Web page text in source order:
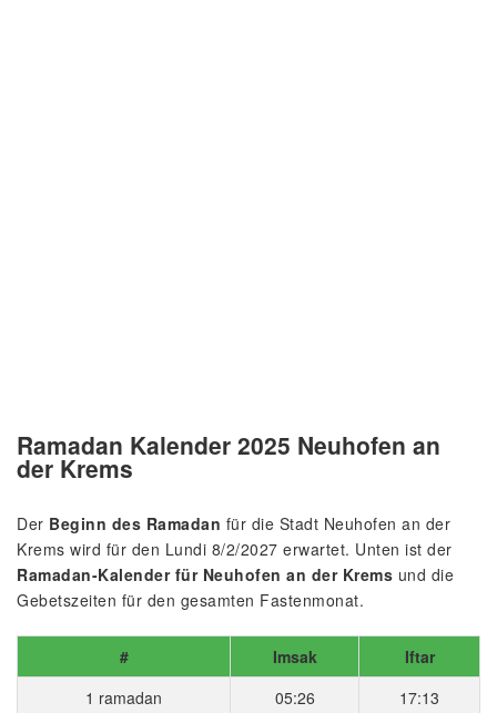
Ramadan Kalender 2025 Neuhofen an
der Krems
Der Beginn des Ramadan für die Stadt Neuhofen an der
Krems wird für den Lundi 8/2/2027 erwartet. Unten ist der
Ramadan-Kalender für Neuhofen an der Krems und die
Gebetszeiten für den gesamten Fastenmonat.
# Imsak
Iftar
1 ramadan
05:26
17:13